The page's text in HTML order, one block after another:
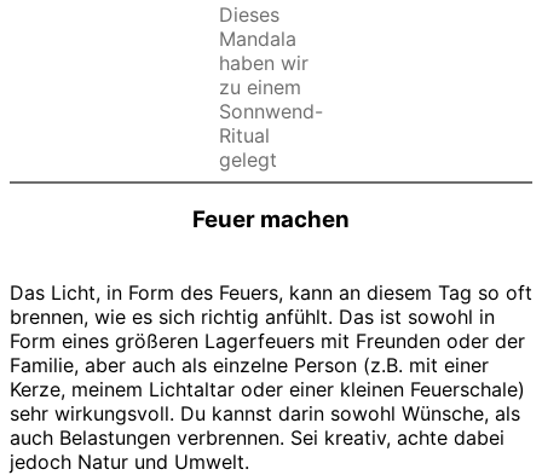
Dieses
Mandala
haben wir
zu einem
Sonnwend-
Ritual
gelegt
Feuer machen
Das Licht, in Form des Feuers, kann an diesem Tag so oft
brennen, wie es sich richtig anfühlt. Das ist sowohl in
Form eines größeren Lagerfeuers mit Freunden oder der
Familie, aber auch als einzelne Person (z.B. mit einer
Kerze, meinem Lichtaltar oder einer kleinen Feuerschale)
sehr wirkungsvoll. Du kannst darin sowohl Wünsche, als
auch Belastungen verbrennen. Sei kreativ, achte dabei
jedoch Natur und Umwelt.